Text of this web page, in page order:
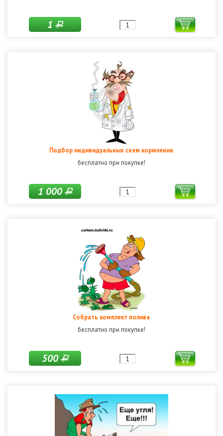
1Р
Подбор индивидуальных схем кормления
бесплатно при покупке!
1 000Р
Собрать комплект полива
бесплатно при покупке!
500Р